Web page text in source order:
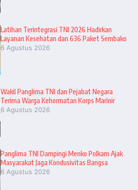
Latihan Terintegrasi TNI 2026 Hadirkan
Layanan Kesehatan dan 636 Paket Sembako
6 Agustus 2026
Wakil Panglima TNI dan Pejabat Negara
Terima Warga Kehormatan Korps Marinir
6 Agustus 2026
Panglima TNI Dampingi Menko Polkam Ajak
Masyarakat Jaga Kondusivitas Bangsa
6 Agustus 2026